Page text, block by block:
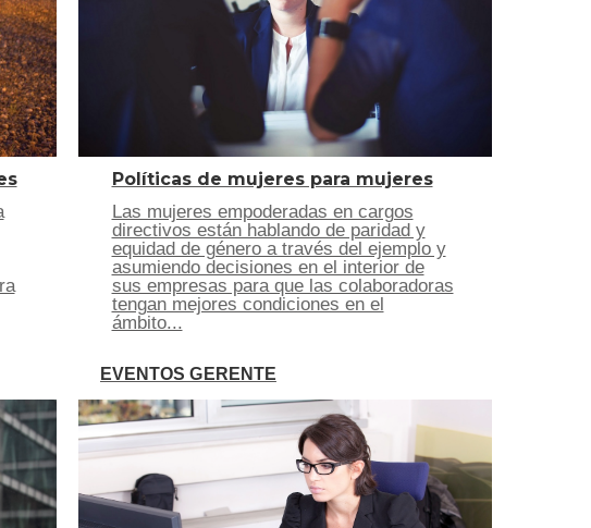
Políticas de mujeres para mujeres
Las mujeres empoderadas en cargos
directivos están hablando de paridad y
equidad de género a través del ejemplo y
asumiendo decisiones en el interior de
sus empresas para que las colaboradoras
tengan mejores condiciones en el
ámbito...
EVENTOS GERENTE